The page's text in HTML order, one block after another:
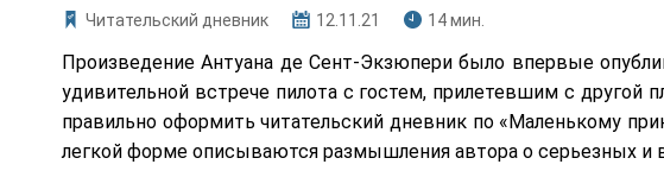
Читательский дневник 12.11.21 14 мин.
Произведение Антуана де Сент-Экзюпери было впервые
удивительной встрече пилота с гостем, прилетевшим с другой
правильно оформить читательский дневник по «Маленькому
легкой форме описываются размышления автора о серьезных и